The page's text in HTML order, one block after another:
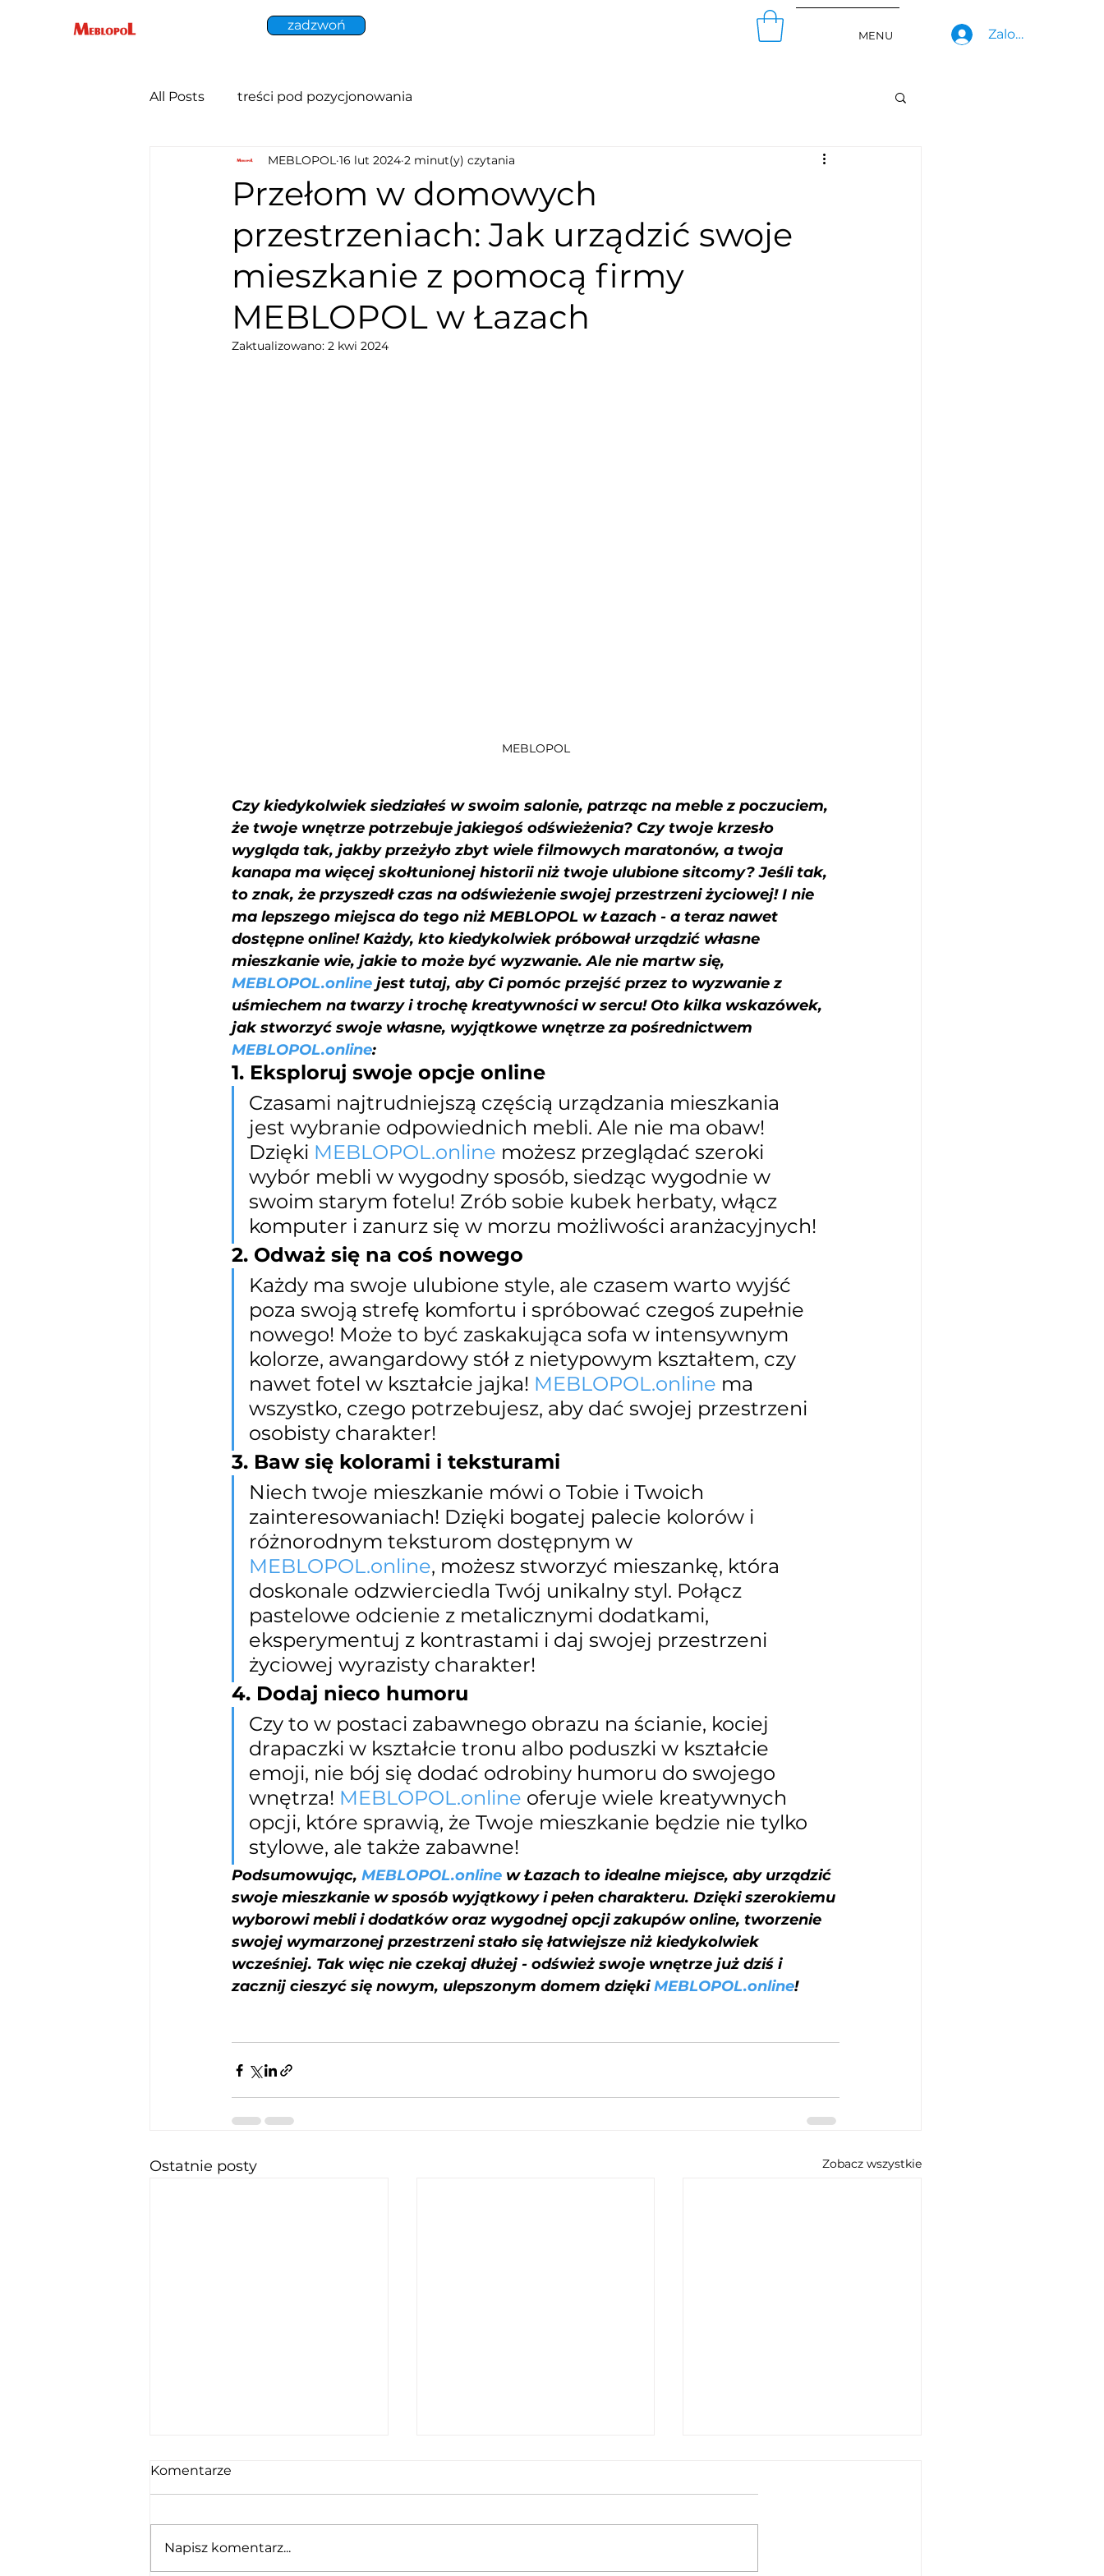
zadzwoń
MENU Zaloguj się
All Posts treści pod pozycjonowania
Przełom w domowych
przestrzeniach: Jak urządzić swoje
mieszkanie z pomocą firmy
MEBLOPOL w Łazach
MEBLOPOL 16 lut 2024 2 minut(y) czytania
Zaktualizowano: 2 kwi 2024
MEBLOPOL
Czy kiedykolwiek siedziałeś w swoim salonie, patrząc na meble z poczuciem,
że twoje wnętrze potrzebuje jakiegoś odświeżenia? Czy twoje krzesło
wygląda tak, jakby przeżyło zbyt wiele filmowych maratonów, a twoja
kanapa ma więcej skołtunionej historii niż twoje ulubione sitcomy? Jeśli tak,
to znak, że przyszedł czas na odświeżenie swojej przestrzeni życiowej! I nie
ma lepszego miejsca do tego niż MEBLOPOL w Łazach - a teraz nawet
dostępne online! Każdy, kto kiedykolwiek próbował urządzić własne
mieszkanie wie, jakie to może być wyzwanie. Ale nie martw się,
MEBLOPOL.online jest tutaj, aby Ci pomóc przejść przez to wyzwanie z
uśmiechem na twarzy i trochę kreatywności w sercu! Oto kilka wskazówek,
jak stworzyć swoje własne, wyjątkowe wnętrze za pośrednictwem
MEBLOPOL.online:
1. Eksploruj swoje opcje online
Czasami najtrudniejszą częścią urządzania mieszkania
jest wybranie odpowiednich mebli. Ale nie ma obaw!
Dzięki MEBLOPOL.online możesz przeglądać szeroki
wybór mebli w wygodny sposób, siedząc wygodnie w
swoim starym fotelu! Zrób sobie kubek herbaty, włącz
komputer i zanurz się w morzu możliwości aranżacyjnych!
2. Odważ się na coś nowego
Każdy ma swoje ulubione style, ale czasem warto wyjść
poza swoją strefę komfortu i spróbować czegoś zupełnie
nowego! Może to być zaskakująca sofa w intensywnym
kolorze, awangardowy stół z nietypowym kształtem, czy
nawet fotel w kształcie jajka! MEBLOPOL.online ma
wszystko, czego potrzebujesz, aby dać swojej przestrzeni
osobisty charakter!
3. Baw się kolorami i teksturami
Niech twoje mieszkanie mówi o Tobie i Twoich
zainteresowaniach! Dzięki bogatej palecie kolorów i
różnorodnym teksturom dostępnym w
MEBLOPOL.online, możesz stworzyć mieszankę, która
doskonale odzwierciedla Twój unikalny styl. Połącz
pastelowe odcienie z metalicznymi dodatkami,
eksperymentuj z kontrastami i daj swojej przestrzeni
życiowej wyrazisty charakter!
4. Dodaj nieco humoru
Czy to w postaci zabawnego obrazu na ścianie, kociej
drapaczki w kształcie tronu albo poduszki w kształcie
emoji, nie bój się dodać odrobiny humoru do swojego
wnętrza! MEBLOPOL.online oferuje wiele kreatywnych
opcji, które sprawią, że Twoje mieszkanie będzie nie tylko
stylowe, ale także zabawne!
Podsumowując, MEBLOPOL.online w Łazach to idealne miejsce, aby urządzić
swoje mieszkanie w sposób wyjątkowy i pełen charakteru. Dzięki szerokiemu
wyborowi mebli i dodatków oraz wygodnej opcji zakupów online, tworzenie
swojej wymarzonej przestrzeni stało się łatwiejsze niż kiedykolwiek
wcześniej. Tak więc nie czekaj dłużej - odśwież swoje wnętrze już dziś i
zacznij cieszyć się nowym, ulepszonym domem dzięki MEBLOPOL.online!
Ostatnie posty Zobacz wszystkie
Komentarze
Napisz komentarz...